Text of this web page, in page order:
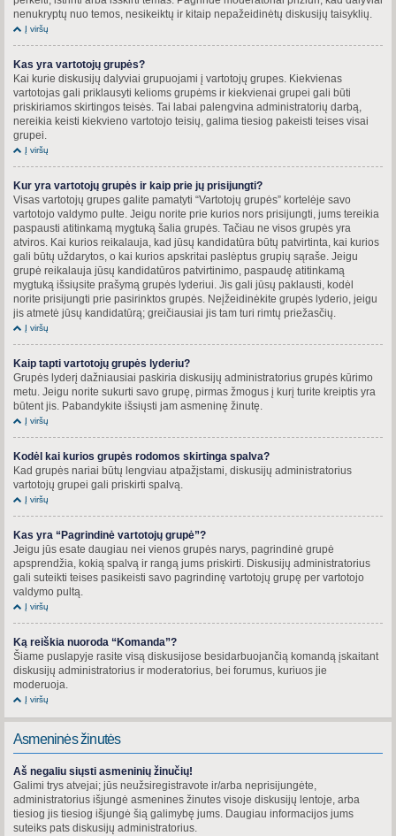
nenukryptų nuo temos, nesikeiktų ir kitaip nepažeidinėtų diskusijų taisyklių.
Į viršų
Kas yra vartotojų grupės?
Kai kurie diskusijų dalyviai grupuojami į vartotojų grupes. Kiekvienas
vartotojas gali priklausyti kelioms grupėms ir kiekvienai grupei gali būti
priskiriamos skirtingos teisės. Tai labai palengvina administratorių darbą,
nereikia keisti kiekvieno vartotojo teisių, galima tiesiog pakeisti teises visai
grupei.
Į viršų
Kur yra vartotojų grupės ir kaip prie jų prisijungti?
Visas vartotojų grupes galite pamatyti “Vartotojų grupės” kortelėje savo
vartotojo valdymo pulte. Jeigu norite prie kurios nors prisijungti, jums tereikia
paspausti atitinkamą mygtuką šalia grupės. Tačiau ne visos grupės yra
atviros. Kai kurios reikalauja, kad jūsų kandidatūra būtų patvirtinta, kai kurios
gali būtų uždarytos, o kai kurios apskritai paslėptus grupių sąraše. Jeigu
grupė reikalauja jūsų kandidatūros patvirtinimo, paspaudę atitinkamą
mygtuką išsiųsite prašymą grupės lyderiui. Jis gali jūsų paklausti, kodėl
norite prisijungti prie pasirinktos grupės. Neįžeidinėkite grupės lyderio, jeigu
jis atmetė jūsų kandidatūrą; greičiausiai jis tam turi rimtų priežasčių.
Į viršų
Kaip tapti vartotojų grupės lyderiu?
Grupės lyderį dažniausiai paskiria diskusijų administratorius grupės kūrimo
metu. Jeigu norite sukurti savo grupę, pirmas žmogus į kurį turite kreiptis yra
būtent jis. Pabandykite išsiųsti jam asmeninę žinutę.
Į viršų
Kodėl kai kurios grupės rodomos skirtinga spalva?
Kad grupės nariai būtų lengviau atpažįstami, diskusijų administratorius
vartotojų grupei gali priskirti spalvą.
Į viršų
Kas yra “Pagrindinė vartotojų grupė”?
Jeigu jūs esate daugiau nei vienos grupės narys, pagrindinė grupė
apsprendžia, kokią spalvą ir rangą jums priskirti. Diskusijų administratorius
gali suteikti teises pasikeisti savo pagrindinę vartotojų grupę per vartotojo
valdymo pultą.
Į viršų
Ką reiškia nuoroda “Komanda”?
Šiame puslapyje rasite visą diskusijose besidarbuojančią komandą įskaitant
diskusijų administratorius ir moderatorius, bei forumus, kuriuos jie
moderuoja.
Į viršų
Asmeninės žinutės
Aš negaliu siųsti asmeninių žinučių!
Galimi trys atvejai; jūs neužsiregistravote ir/arba neprisijungėte,
administratorius išjungė asmenines žinutes visoje diskusijų lentoje, arba
tiesiog jis tiesiog išjungė šią galimybę jums. Daugiau informacijos jums
suteiks pats diskusijų administratorius.